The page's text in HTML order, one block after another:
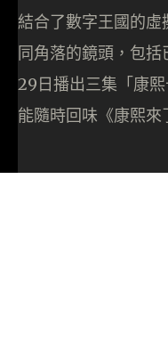
結合了數字王國的
同角落的鏡頭，包
29日播出三集「康
能隨時回味《康熙來